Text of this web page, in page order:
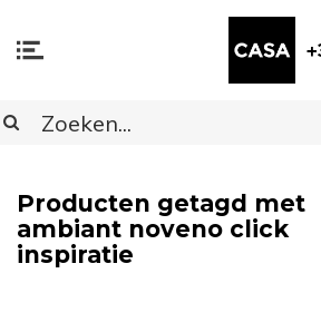
Producten getagd met
ambiant noveno click
inspiratie